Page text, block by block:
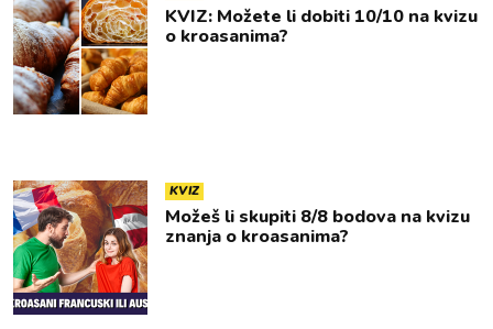
KVIZ: Možete li dobiti 10/10 na kvizu
o kroasanima?
KVIZ
Možeš li skupiti 8/8 bodova na kvizu
znanja o kroasanima?